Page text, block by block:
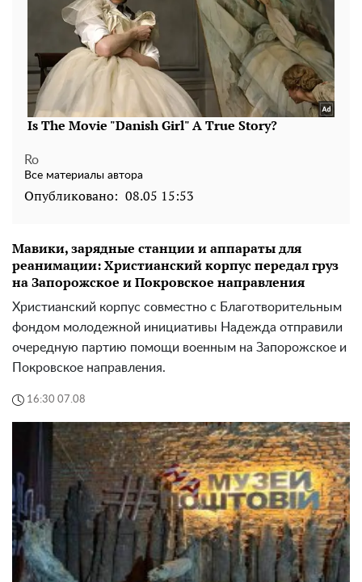
Ro
Все материалы автора
Опубликовано: 08.05 15:53
Мавики, зарядные станции и аппараты для
реанимации: Христианский корпус передал груз
на Запорожское и Покровское направления
Христианский корпус совместно с Благотворительным
фондом молодежной инициативы Надежда отправили
очередную партию помощи военным на Запорожское и
Покровское направления.
16:30 07.08